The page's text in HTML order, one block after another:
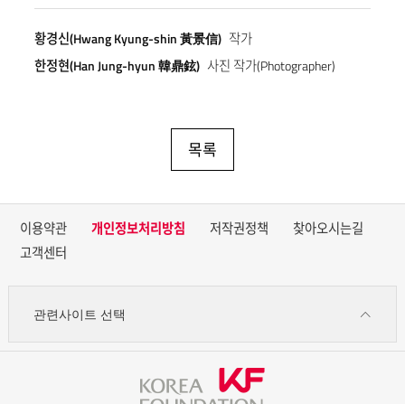
황경신(Hwang Kyung-shin 黃景信) 작가
한정현(Han Jung-hyun 韓鼎鉉) 사진 작가(Photographer)
목록
이용약관 개인정보처리방침 저작권정책
찾아오시는길
고객센터
관련사이트 선택